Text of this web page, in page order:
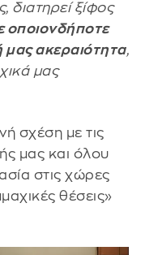
ξίφος
οποιονδήποτε
μας ακεραιότητα,
μας
σχέση με τις
μας και όλου
στις χώρες
θέσεις»